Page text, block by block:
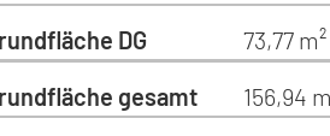
DG
73,77 m²
gesamt
156,94